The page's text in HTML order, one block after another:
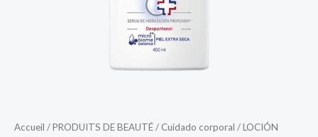
Accueil /PRODUITS DE BEAUTÉ/ Cuidado corporal / LOCIÓN